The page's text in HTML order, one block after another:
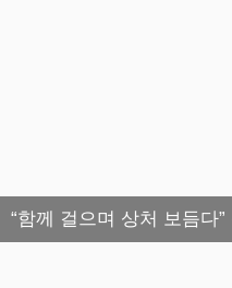
“함께 걸으며 상처 보듬다